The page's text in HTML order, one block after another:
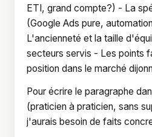
ETI, grand compte?) - La
(Google Ads pure,
L'ancienneté et la taille
secteurs servis - Les points
position dans le marché
Pour écrire le paragraphe
(praticien à praticien, sans
j'aurais besoin de faits